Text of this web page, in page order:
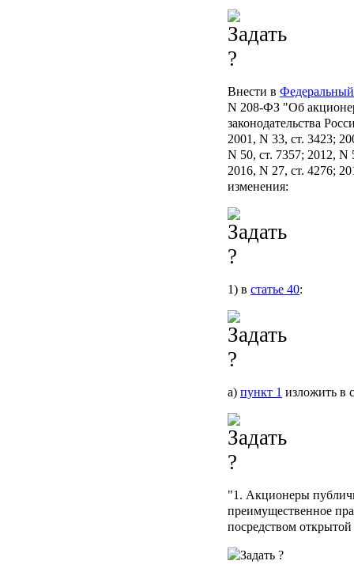
Внести в Федеральный
N 208-ФЗ "Об
законодательства
2001, N 33, ст. 3423;
N 50, ст. 7357; 2012, N
2016, N 27, ст. 4276;
изменения:
1) в статье 40:
а) пункт 1 изложить в
"1. Акционеры
преимущественное
посредством